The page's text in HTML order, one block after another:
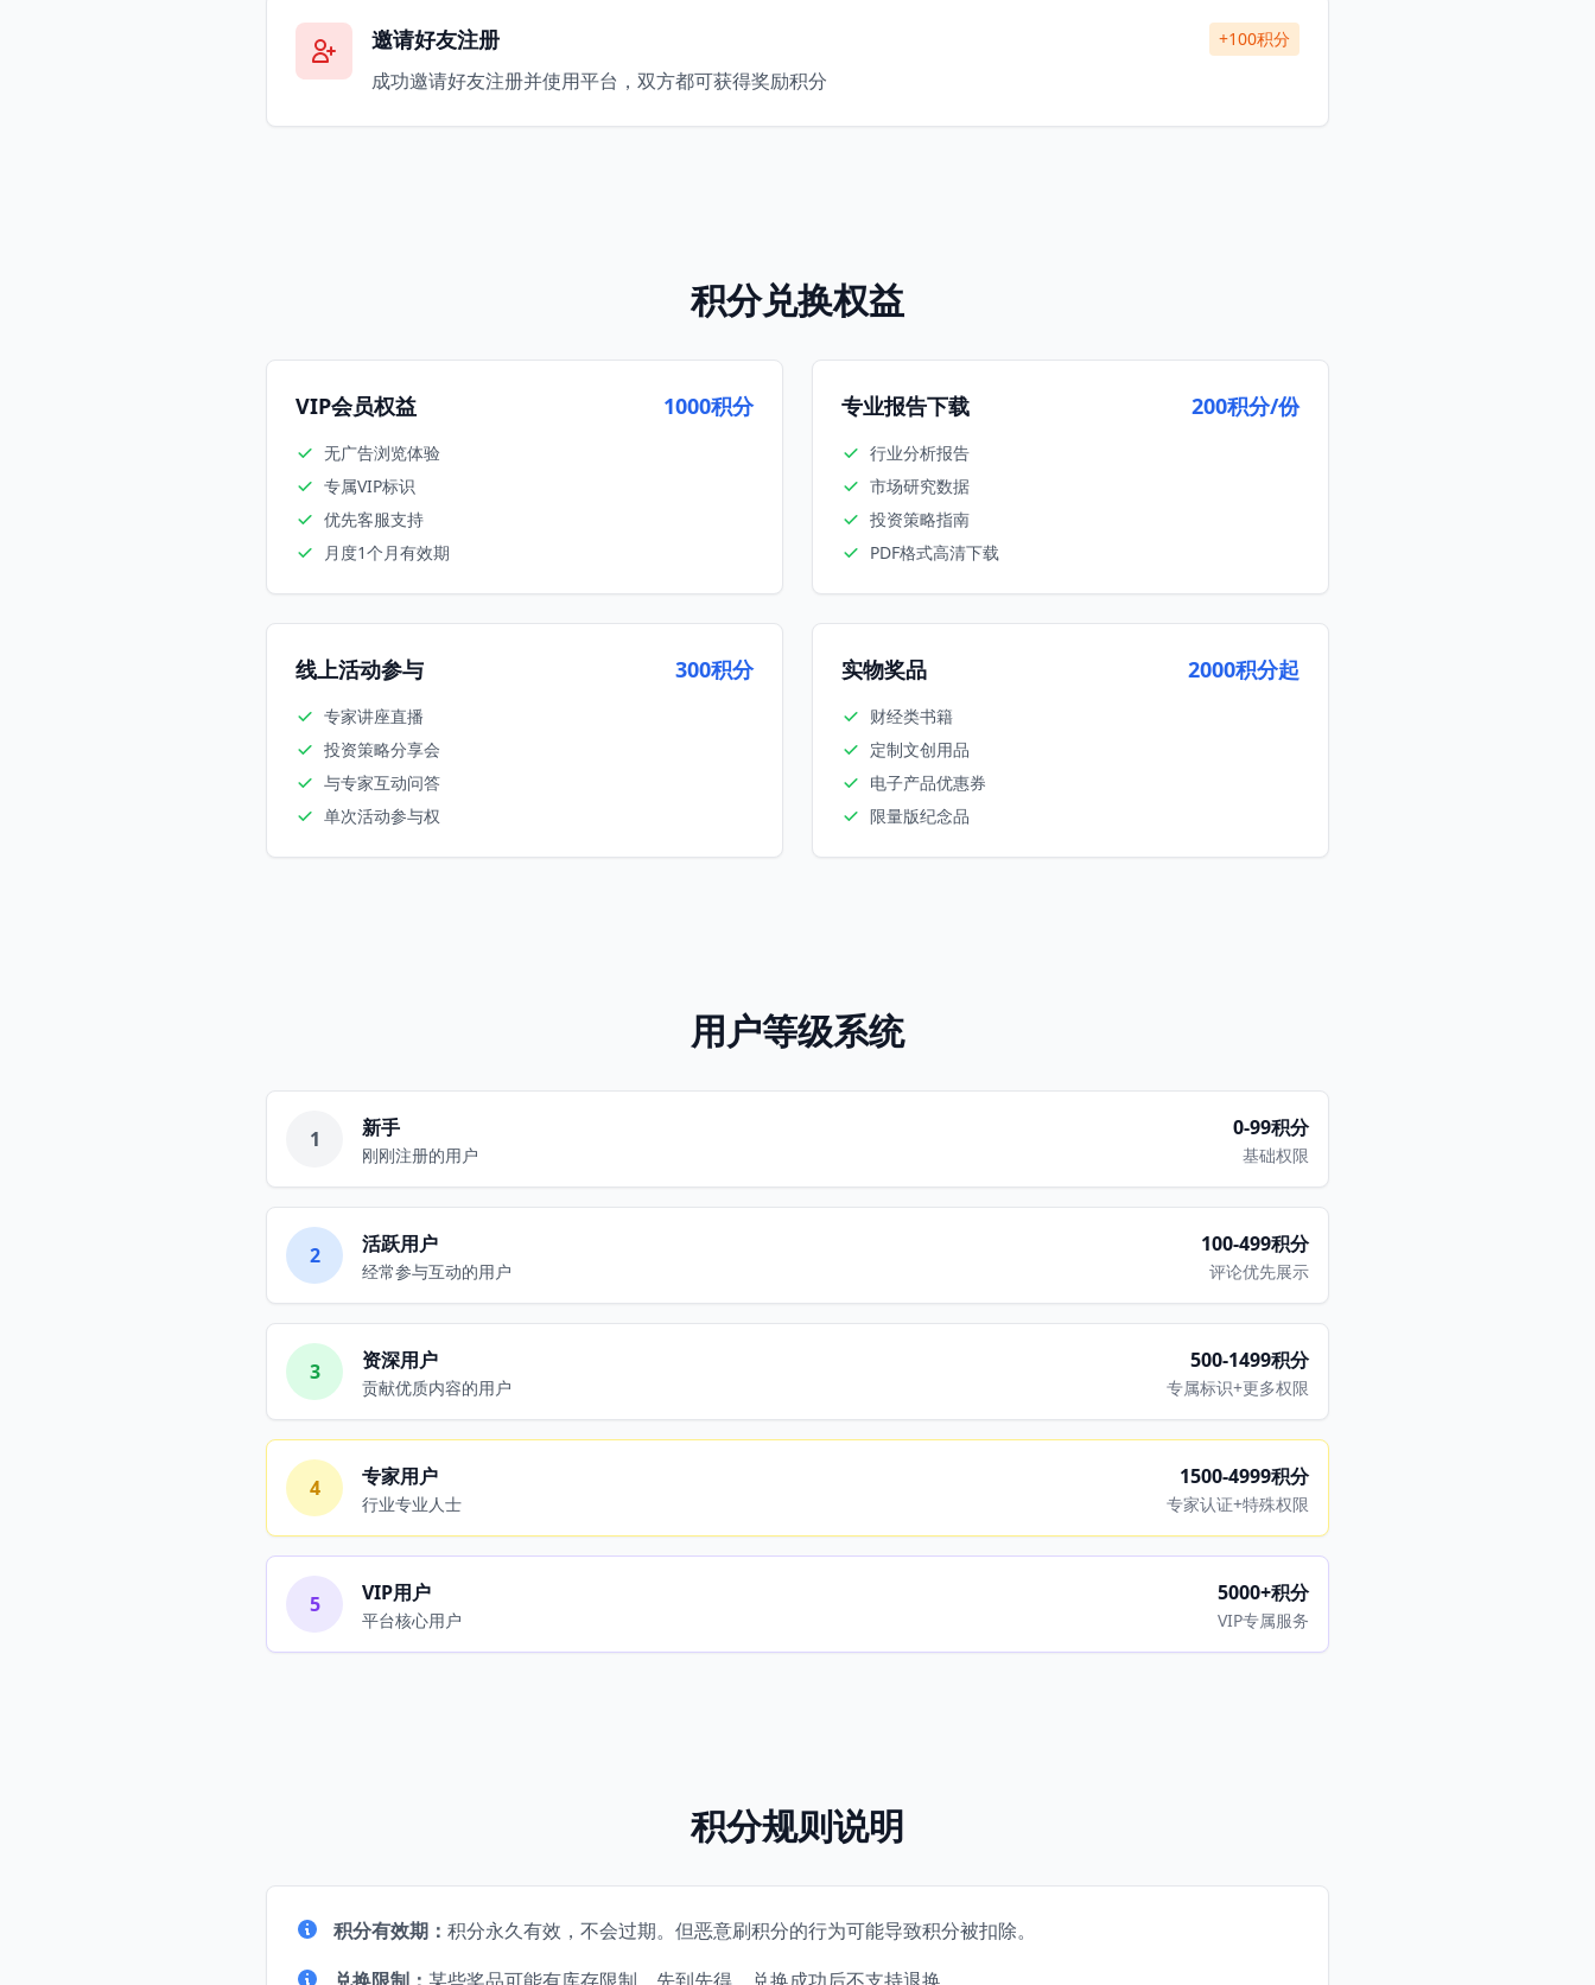
邀请好友注册 +100积分
成功邀请好友注册并使用平台，双方都可获得奖励积分
积分兑换权益
VIP会员权益 1000积分
无广告浏览体验
专属VIP标识
优先客服支持
月度1个月有效期
专业报告下载 200积分/份
行业分析报告
市场研究数据
投资策略指南
PDF格式高清下载
线上活动参与 300积分
专家讲座直播
投资策略分享会
与专家互动问答
单次活动参与权
实物奖品 2000积分起
财经类书籍
定制文创用品
电子产品优惠券
限量版纪念品
用户等级系统
1 新手
刚刚注册的用户
0-99积分
基础权限
2 活跃用户
经常参与互动的用户
100-499积分
评论优先展示
3 资深用户
贡献优质内容的用户
500-1499积分
专属标识+更多权限
4 专家用户
行业专业人士
1500-4999积分
专家认证+特殊权限
5 VIP用户
平台核心用户
5000+积分
VIP专属服务
积分规则说明
积分有效期： 积分永久有效，不会过期。但恶意刷积分的行为可能导致积分被扣除。